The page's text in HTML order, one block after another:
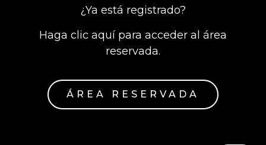
¿Ya está registrado?
Haga clic aquí para acceder al área
reservada.
ÁREA RESERVADA